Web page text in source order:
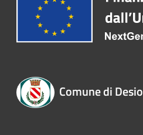
Comune di Desio